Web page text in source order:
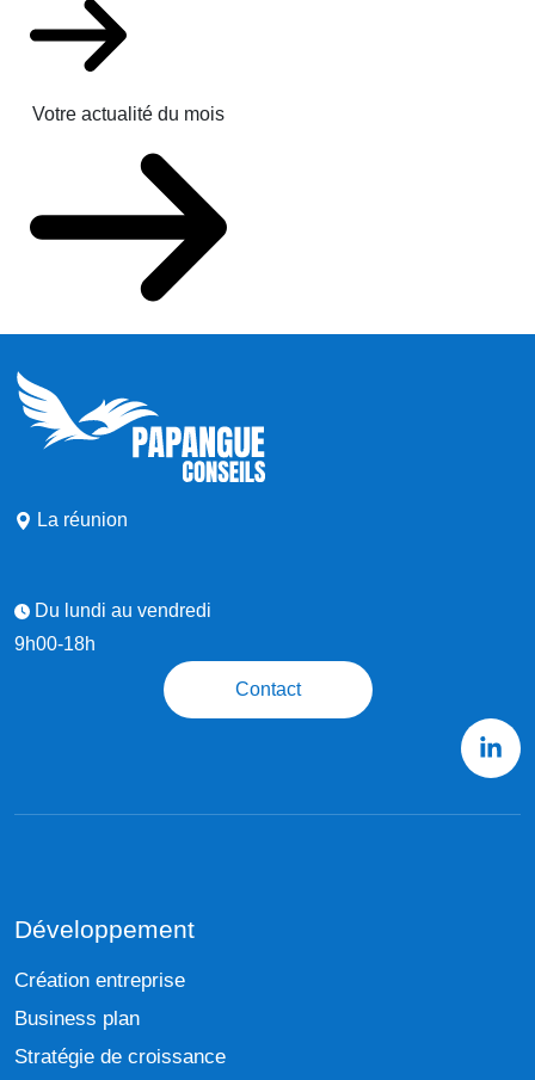
Votre actualité du mois
La réunion
Du lundi au vendredi
9h00-18h
Contact
Développement
Création entreprise
Business plan
Stratégie de croissance